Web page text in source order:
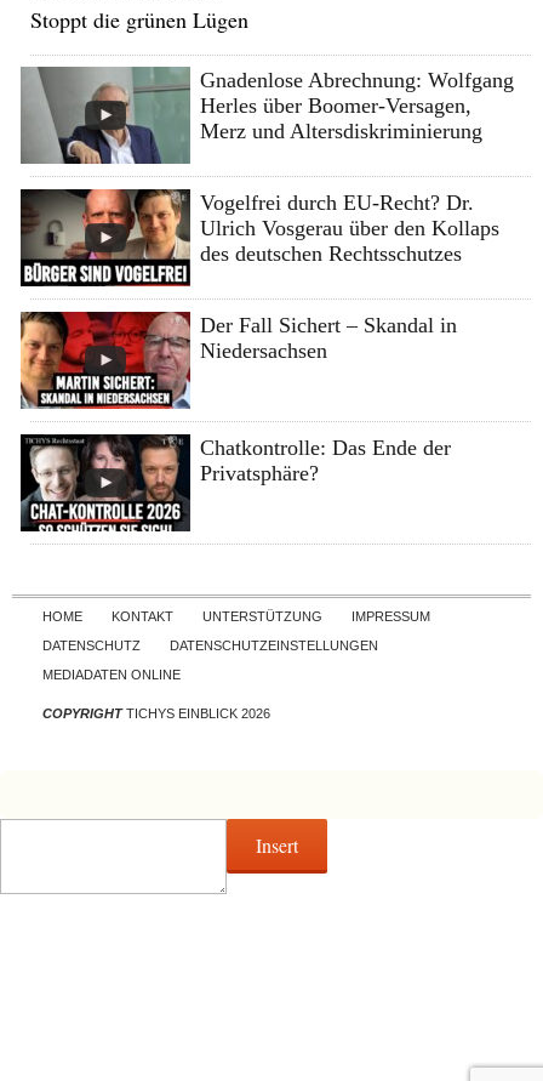
Stoppt die grünen Lügen
Gnadenlose Abrechnung: Wolfgang
Herles über Boomer-Versagen,
Merz und Altersdiskriminierung
Vogelfrei durch EU-Recht? Dr.
Ulrich Vosgerau über den Kollaps
des deutschen Rechtsschutzes
Der Fall Sichert – Skandal in
Niedersachsen
Chatkontrolle: Das Ende der
Privatsphäre?
Skip to content
HOME KONTAKT UNTERSTÜTZUNG
IMPRESSUM
DATENSCHUTZ
DATENSCHUTZEINSTELLUNGEN
MEDIADATEN ONLINE
COPYRIGHTTICHYS EINBLICK 2026
Insert